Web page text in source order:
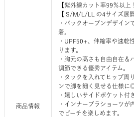
商品情報
【紫外線カット率99％以上
【 S/M/L/LL の4サイズ展開
・バックオープンデザイン
着。
・UPF50+、伸縮率や速乾
ります。
・胸元の高さも自由自在＆
調節できる優秀アイテム。
・タックを入れてヒップ周
ンで脚を細く見せる仕様に
・嬉しいサイドポケット付
・インナーブラショーツが
でビーチを楽しめます。